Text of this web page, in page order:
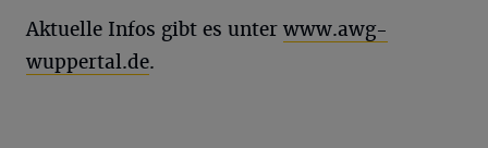
Aktuelle Infos gibt es unter www.awg-
wuppertal.de.